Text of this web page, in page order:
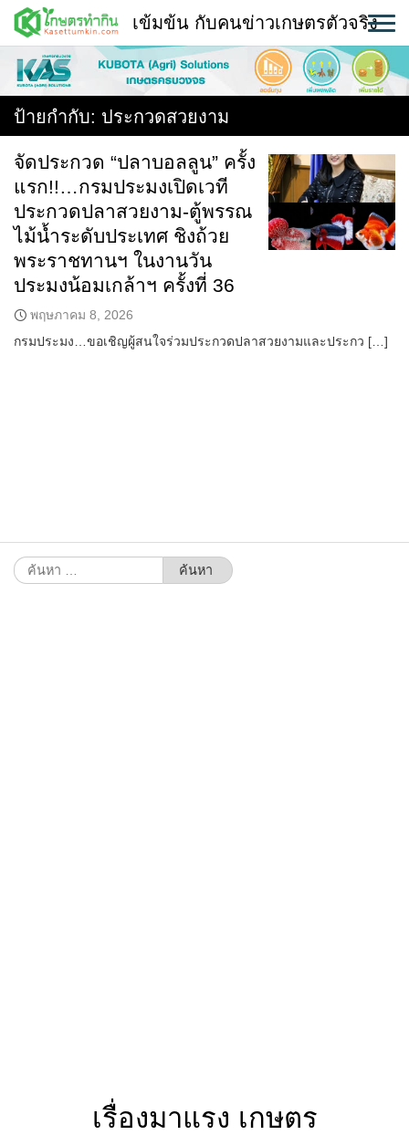
Skip
content
พืช
หน้าแรก
แวดวงเกษตร
ใคร ทำอะไร ที่ไหน
สถานีข่าววันนี้
เข้มข้น กับคนข่าวเกษตรตัวจริง
ป้ายกำกับ: ประกวดสวยงาม
จัดประกวด “ปลาบอลลูน” ครั้ง
แรก!!…กรมประมงเปิดเวที
ประกวดปลาสวยงาม-ตู้พรรณ
ไม้น้ำระดับประเทศ ชิงถ้วย
พระราชทานฯ ในงานวัน
ประมงน้อมเกล้าฯ ครั้งที่ 36
พฤษภาคม 8, 2026
กรมประมง…ขอเชิญผู้สนใจร่วมประกวดปลาสวยงามและประกว […]
ค้นหา
สำหรับ:
เรื่องมาแรง เกษตร